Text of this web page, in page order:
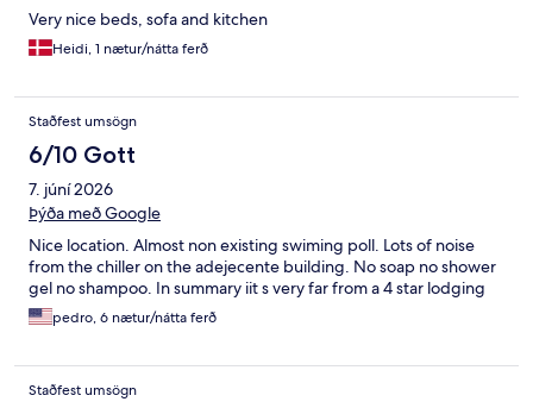
Very nice beds, sofa and kitchen
Heidi, 1 nætur/nátta ferð
Staðfest umsögn
6/10 Gott
7. júní 2026
Þýða með Google
Nice location. Almost non existing swiming poll. Lots of noise
from the chiller on the adejecente building. No soap no shower
gel no shampoo. In summary iit s very far from a 4 star lodging
pedro, 6 nætur/nátta ferð
Staðfest umsögn